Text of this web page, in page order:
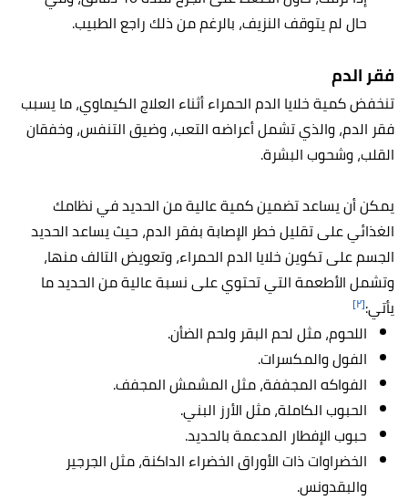
حال لم يتوقف النزيف، بالرغم من ذلك راجع الطبيب.
فقر الدم
تنخفض كمية خلايا الدم الحمراء أثناء العلاج الكيماوي، ما يسبب
فقر الدم، والذي تشمل أعراضه التعب، وضيق التنفس، وخفقان
القلب، وشحوب البشرة.
يمكن أن يساعد تضمين كمية عالية من الحديد في نظامك
الغذائي على تقليل خطر الإصابة بفقر الدم، حيث يساعد الحديد
الجسم على تكوين خلايا الدم الحمراء، وتعويض التالف منها،
وتشمل الأطعمة التي تحتوي على نسبة عالية من الحديد ما
يأتي:[٢]
اللحوم، مثل لحم البقر ولحم الضأن.
الفول والمكسرات.
الفواكه المجففة، مثل المشمش المجفف.
الحبوب الكاملة، مثل الأرز البني.
حبوب الإفطار المدعمة بالحديد.
الخضراوات ذات الأوراق الخضراء الداكنة، مثل الجرجير
والبقدونس.